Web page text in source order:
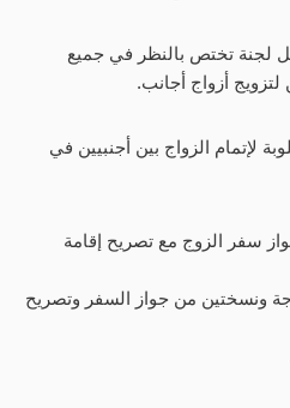
لجنة تختص بالنظر في جميع
أزواج أجانب.
لإتمام الزواج بين أجنبيين في
سفر الزوج مع تصريح إقامة
ونسختين من جواز السفر وتصريح